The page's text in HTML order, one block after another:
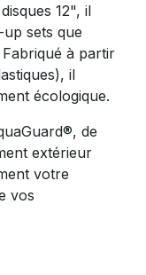
12", il
sets que
à partir
il
écologique.
de
extérieur
votre
vos